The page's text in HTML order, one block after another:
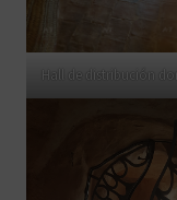
Hall de distribución